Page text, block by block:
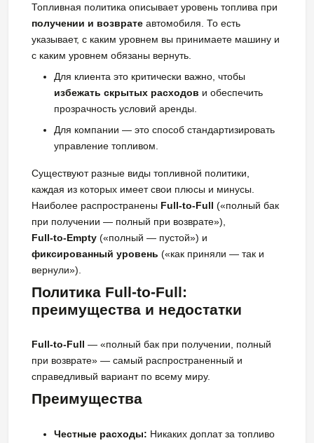
Топливная политика описывает уровень топлива при
получении и возврате автомобиля. То есть
указывает, с каким уровнем вы принимаете машину и
с каким уровнем обязаны вернуть.
Для клиента это критически важно, чтобы
избежать скрытых расходов и обеспечить
прозрачность условий аренды.
Для компании — это способ стандартизировать
управление топливом.
Существуют разные виды топливной политики,
каждая из которых имеет свои плюсы и минусы.
Наиболее распространены Full-to-Full («полный бак
при получении — полный при возврате»),
Full-to-Empty («полный — пустой») и
фиксированный уровень («как приняли — так и
вернули»).
Политика Full-to-Full:
преимущества и недостатки
Full-to-Full — «полный бак при получении, полный
при возврате» — самый распространенный и
справедливый вариант по всему миру.
Преимущества
Честные расходы: Никаких доплат за топливо